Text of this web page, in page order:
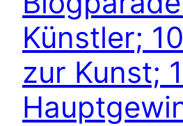
Künstler;
zur Kunst;